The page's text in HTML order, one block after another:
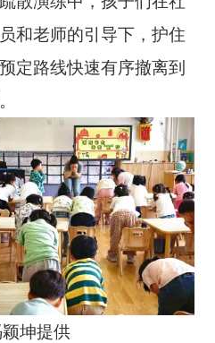
和老师的引导下，护住
定路线快速有序撤离到
颖坤提供